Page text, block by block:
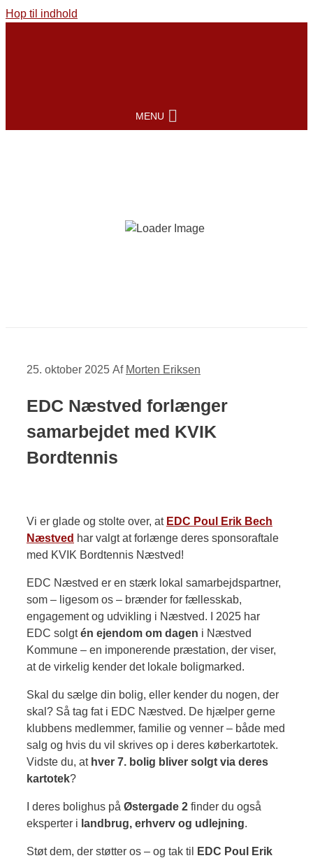
Hop til indhold
MENU
25. oktober 2025 Af Morten Eriksen
EDC Næstved forlænger
samarbejdet med KVIK
Bordtennis
Vi er glade og stolte over, at EDC Poul Erik Bech
Næstved har valgt at forlænge deres sponsoraftale
med KVIK Bordtennis Næstved!
EDC Næstved er en stærk lokal samarbejdspartner,
som – ligesom os – brænder for fællesskab,
engagement og udvikling i Næstved. I 2025 har
EDC solgtén ejendom om dagen i Næstved
Kommune – en imponerende præstation, der viser,
at de virkelig kender det lokale boligmarked.
Skal du sælge din bolig, eller kender du nogen, der
skal? Så tag fat i EDC Næstved. De hjælper gerne
klubbens medlemmer, familie og venner – både med
salg og hvis du vil skrives op i deres køberkartotek.
Vidste du, at hver 7. bolig bliver solgt via deres
kartotek?
I deres bolighus på Østergade 2 finder du også
eksperter i landbrug, erhverv og udlejning.
Støt dem, der støtter os – og tak til
EDC Poul Erik